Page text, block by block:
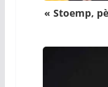
« Stoemp,